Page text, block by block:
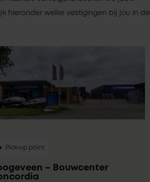
hieronder welke vestigingen bij jou in de
Pick-up point
– Bouwcenter